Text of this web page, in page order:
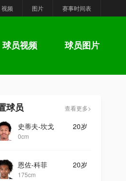
视频 图片 赛事时间表
球员视频 球员图片
球员 查看更多>
20岁
史蒂夫-坎戈
0cm
20岁
恩佐-科菲
175cm